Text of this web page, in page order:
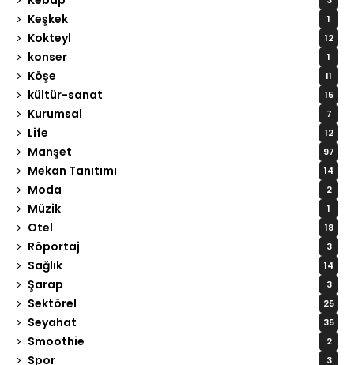
Keşkek 1
Kokteyl 12
konser 1
Köşe 11
kültür-sanat 15
Kurumsal 7
Life 12
Manşet 97
Mekan Tanıtımı 14
Moda 2
Müzik 1
Otel 18
Röportaj 3
Sağlık 14
Şarap 3
Sektörel 25
Seyahat 35
Smoothie 2
Spor 3